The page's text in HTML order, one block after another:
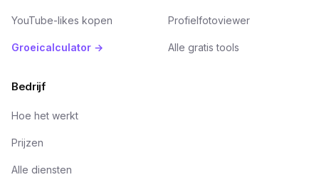
YouTube-likes kopen
Groeicalculator →
Profielfotoviewer
Alle gratis tools
Bedrijf
Hoe het werkt
Prijzen
Alle diensten